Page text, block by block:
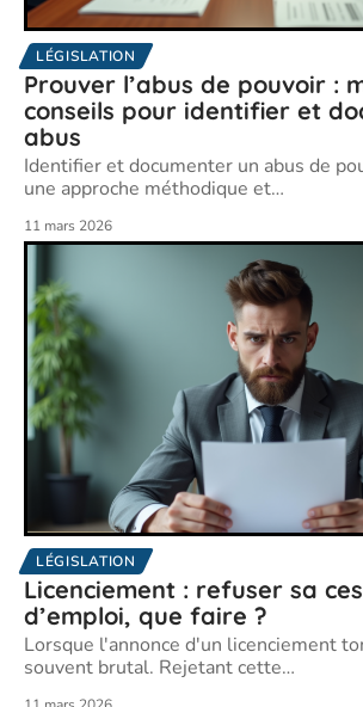
LÉGISLATION
Prouver l’abus de pouvoir :
conseils pour identifier et
abus
Identifier et documenter un abus de
une approche méthodique et…
11 mars 2026
LÉGISLATION
Licenciement : refuser sa
d’emploi, que faire ?
Lorsque l'annonce d'un licenciement
souvent brutal. Rejetant cette…